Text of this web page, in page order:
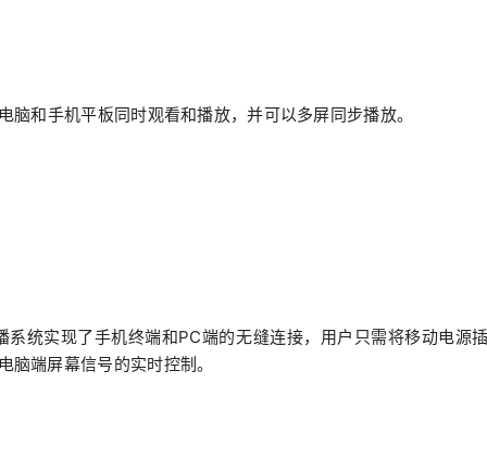
脑和手机平板同时观看和播放，并可以多屏同步播放。
系统实现了手机终端和PC端的无缝连接，用户只需将移动电源
脑端屏幕信号的实时控制。